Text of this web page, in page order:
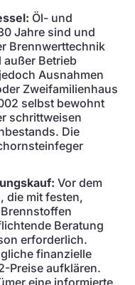
Öl- und
Jahre sind und
Brennwerttechnik
außer Betrieb
Ausnahmen
Zweifamilienhaus
selbst bewohnt
schrittweisen
Die
Vor dem
die mit festen,
Beratung
erforderlich.
finanzielle
Preise aufklären.
eine informierte